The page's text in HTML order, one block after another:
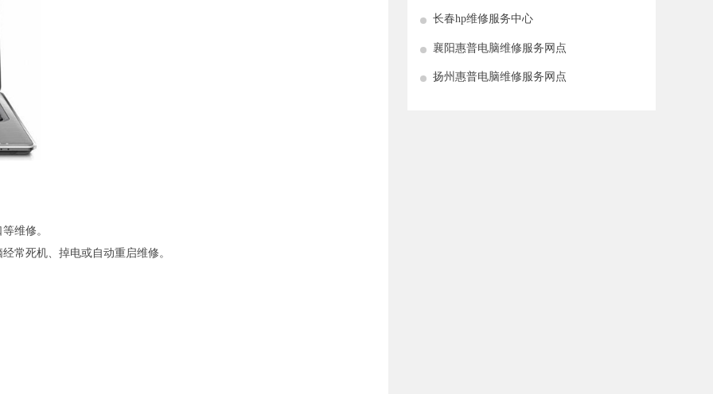
维修。
常死机、掉电或自动重启维修。
长春hp维修服务中心
襄阳惠普电脑维修服务网点
扬州惠普电脑维修服务网点